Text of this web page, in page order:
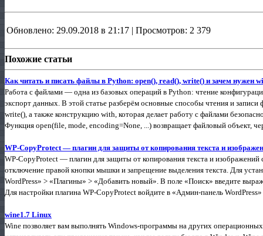
Обновлено: 29.09.2018 в 21:17 | Просмотров: 2 379
Похожие статьи
Как читать и писать файлы в Python: open(), read(), write() и зачем нужен
Работа с файлами — одна из базовых операций в Python: чтение
экспорт данных. В этой статье разберём основные способы чтения и
write(), а также конструкцию with, которая делает работу с файлами
Функция open(file, mode, encoding=None, ...) возвращает файловый объект,
WP-CopyProtect — плагин для защиты от копирования текста и
WP-CopyProtect — плагин для защиты от копирования текста и
отключение правой кнопки мышки и запрещение выделения текста. Для
WordPress» > «Плагины» > «Добавить новый». В поле «Поиск» введите
Для настройки плагина WP-CopyProtect войдите в «Админ-панель
wine1.7 Linux
Wine позволяет вам выполнять Windows-программы на других